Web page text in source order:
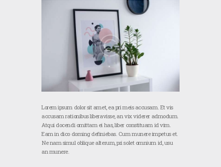
Lorem ipsum dolor sit amet, ea pri meis accusam. Et vis
accusam rationibus liberavisse, an vix viderer admodum.
Atqui docendi omittam ei has, liber constituam id vim.
Eam in dico doming definiebas. Cum munere impetus et.
Ne nam simul oblique alterum, pri solet omnium id, usu
an munere.